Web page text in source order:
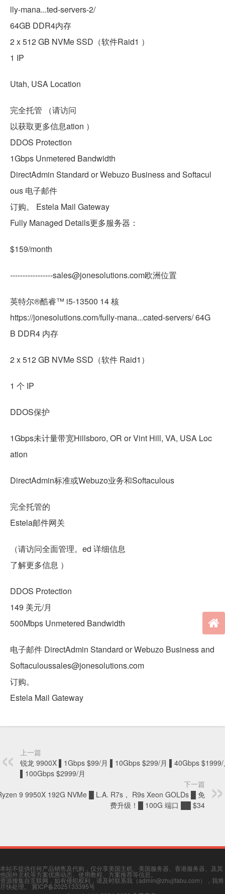
lly-mana...ted-servers-2/
64GB DDR4内存
2 x 512 GB NVMe SSD（软件Raid1 ）
1 IP
Utah, USA Location
完全托管 （请访问
以获取更多信息ation ）
DDOS Protection
1Gbps Unmetered Bandwidth
DirectAdmin Standard or Webuzo Business and Softacul
ous 电子邮件
订购。 Estela Mail Gateway
Fully Managed Details更多服务器：
$159/month
-----------------sales@jonesolutions.com欧洲位置
英特尔®酷睿™ i5-13500 14 核
https://jonesolutions.com/fully-mana...cated-servers/ 64G
B DDR4 内存
2 x 512 GB NVMe SSD（软件 Raid1）
1 个 IP
DDOS保护
1Gbps未计量带宽Hillsboro, OR or Vint Hill, VA, USA Loc
ation
DirectAdmin标准或Webuzo业务和Softaculous
完全托管的
Estela邮件网关
（请访问全面管理。ed 详细信息
了解更多信息 ）
DDOS Protection
149 美元/月
500Mbps Unmetered Bandwidth
电子邮件 DirectAdmin Standard or Webuzo Business and
Softaculoussales@jonesolutions.com
订购。
Estela Mail Gateway
上一篇
锐龙 9900X ▌1Gbps $99/月 ▌10Gbps $299/月 ▌40Gbps $1999/
▌100Gbps $2999/月
下一篇
9 9950X 192G NVMe █ L.A. R7s， R9s Xeon GOLDs █ 免
费升级！█ 100G 端口 ██ $34
本站不提供任何产品销售及代购，仅分享美国主机、美国服务器、香港服务器、及其
他国外主机等方案优惠动态、使用教程、方案推荐等信息。
资源搜集自互联网，如有侵犯权利，请及时联系我（admin@zhujifabu.com），我将
尽快处理。冀ICP备2025133395号